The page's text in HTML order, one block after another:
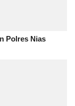
Polres Nias